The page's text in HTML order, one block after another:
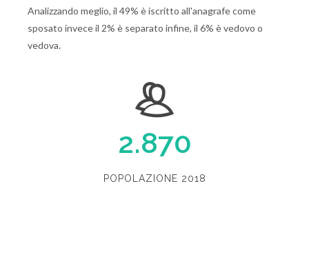
Analizzando meglio, il 49% è iscritto all'anagrafe come
sposato invece il 2% è separato infine, il 6% è vedovo o
vedova.
2.870
POPOLAZIONE 2018